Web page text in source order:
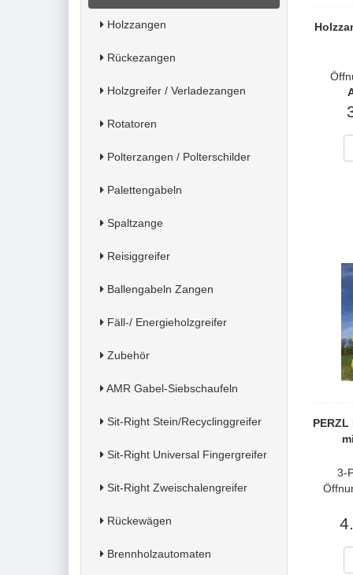
Holzzangen
Rückezangen
Holzgreifer / Verladezangen
Rotatoren
Polterzangen / Polterschilder
Palettengabeln
Spaltzange
Reisiggreifer
Ballengabeln Zangen
Fäll-/ Energieholzgreifer
Zubehör
AMR Gabel-Siebschaufeln
Sit-Right Stein/Recyclinggreifer
Sit-Right Universal Fingergreifer
Sit-Right Zweischalengreifer
Rückewägen
Brennholzautomaten
3-